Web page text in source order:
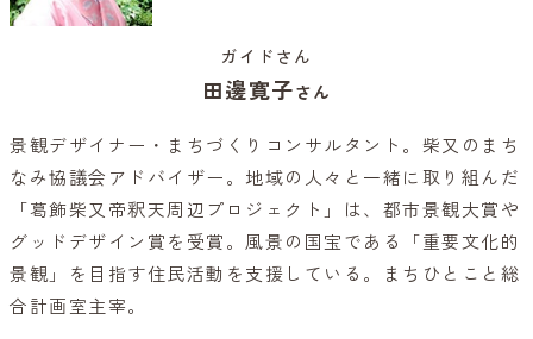
ガイドさん
田邊寛子さん
景観デザイナー・まちづくりコンサルタント。柴又のまち
なみ協議会アドバイザー。地域の人々と一緒に取り組んだ
「葛飾柴又帝釈天周辺プロジェクト」は、都市景観大賞や
グッドデザイン賞を受賞。風景の国宝である「重要文化的
景観」を目指す住民活動を支援している。まちひとこと総
合計画室主宰。